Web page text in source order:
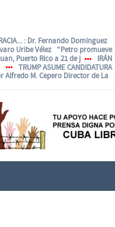
: Dr. Fernando Dominguez
Uribe Vélez “Petro promueve
Puerto Rico a 21 de j
IRÁN
TRUMP ASUME CANDIDATURA
Alfredo M. Cepero Director de La